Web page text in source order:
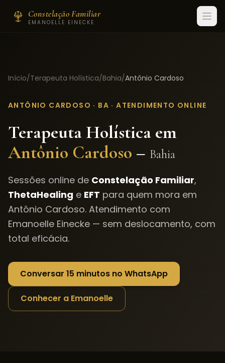
Constelação Familiar
EMANOELLE EINECKE
Início/Terapeuta Holística/Bahia/Antônio Cardoso
ANTÔNIO CARDOSO · BA · ATENDIMENTO ONLINE
Terapeuta Holística em
Antônio Cardoso – Bahia
Sessões online de Constelação Familiar,
ThetaHealing e EFT para quem mora em
Antônio Cardoso. Atendimento com
Emanoelle Einecke — sem deslocamento, com
total eficácia.
Conversar 15 minutos no WhatsApp
Conhecer a Emanoelle